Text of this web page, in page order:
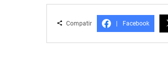
Compatir Facebook